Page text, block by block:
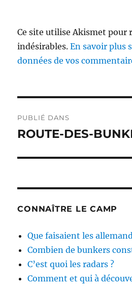
Ce site utilise Akismet pour
indésirables.En savoir plus
données de vos
de
PUBLIÉ DANS
ROUTE-DES-
CONNAÎTRE LE CAMP
Que faisaient les
Combien de bunkers
C’est quoi les radars ?
Comment et qui à